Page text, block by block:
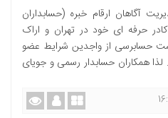
آگاهان ارقام خبره (حسابداران
حرفه ای خود در تهران و اراک
حسابرسی از واجدین شرایط عضو
همکاران حسابدار رسمی و جویای